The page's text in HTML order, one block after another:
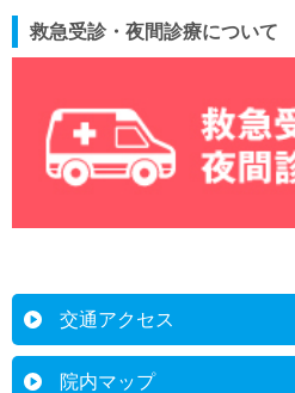
救急受診・夜間診療について
交通アクセス
院内マップ